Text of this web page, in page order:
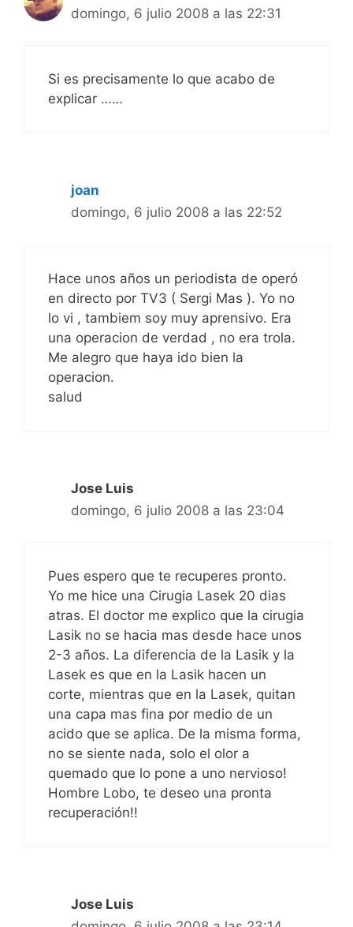
domingo, 6 julio 2008 a las 22:31
Si es precisamente lo que acabo de
explicar ……
joan
domingo, 6 julio 2008 a las 22:52
Hace unos años un periodista de operó
en directo por TV3 ( Sergi Mas ). Yo no
lo vi , tambiem soy muy aprensivo. Era
una operacion de verdad , no era trola.
Me alegro que haya ido bien la
operacion.
salud
Jose Luis
domingo, 6 julio 2008 a las 23:04
Pues espero que te recuperes pronto.
Yo me hice una Cirugia Lasek 20 dias
atras. El doctor me explico que la cirugia
Lasik no se hacia mas desde hace unos
2-3 años. La diferencia de la Lasik y la
Lasek es que en la Lasik hacen un
corte, mientras que en la Lasek, quitan
una capa mas fina por medio de un
acido que se aplica. De la misma forma,
no se siente nada, solo el olor a
quemado que lo pone a uno nervioso!
Hombre Lobo, te deseo una pronta
recuperación!!
Jose Luis